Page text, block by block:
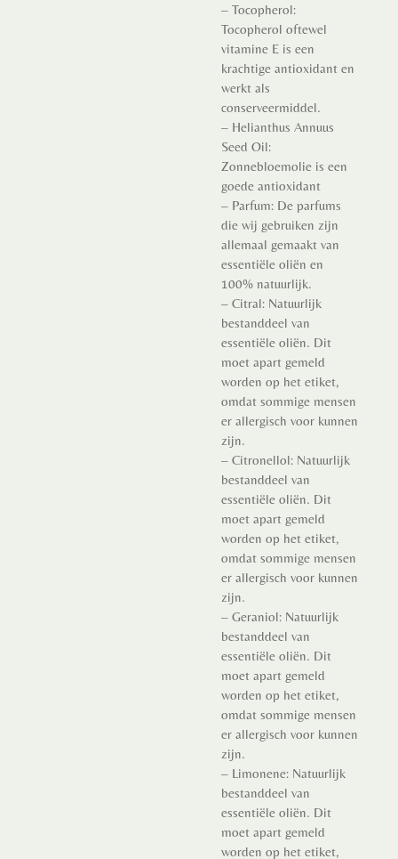
– Tocopherol:
Tocopherol oftewel
vitamine E is een
krachtige antioxidant en
werkt als
conserveermiddel.
– Helianthus Annuus
Seed Oil:
Zonnebloemolie is een
goede antioxidant
– Parfum: De parfums
die wij gebruiken zijn
allemaal gemaakt van
essentiële oliën en
100% natuurlijk.
– Citral: Natuurlijk
bestanddeel van
essentiële oliën. Dit
moet apart gemeld
worden op het etiket,
omdat sommige mensen
er allergisch voor kunnen
zijn.
– Citronellol: Natuurlijk
bestanddeel van
essentiële oliën. Dit
moet apart gemeld
worden op het etiket,
omdat sommige mensen
er allergisch voor kunnen
zijn.
– Geraniol: Natuurlijk
bestanddeel van
essentiële oliën. Dit
moet apart gemeld
worden op het etiket,
omdat sommige mensen
er allergisch voor kunnen
zijn.
– Limonene: Natuurlijk
bestanddeel van
essentiële oliën. Dit
moet apart gemeld
worden op het etiket,